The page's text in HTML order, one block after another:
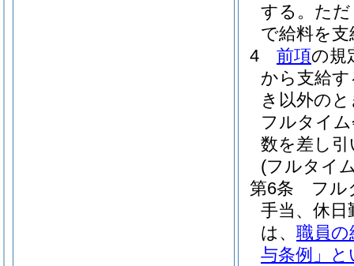
する。 た
で給料を
4
前項の規
から支給
き以外の
フルタイ
数を差し
(フルタイ
第6条
フル
手当、休日
は、 職員の
与条例」と